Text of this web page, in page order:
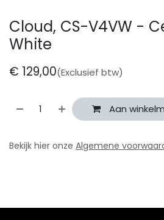
Cloud, CS-V4VW -
White
€ 129,00(Exclusief btw)
Aan
Bekijk hier onze Algemene